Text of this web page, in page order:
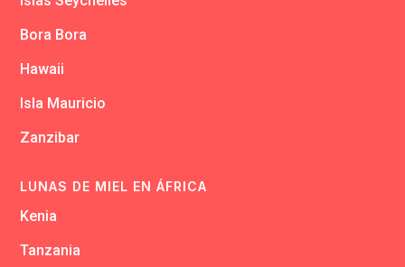
Bora Bora
Hawaii
Isla Mauricio
Zanzibar
LUNAS DE MIEL EN ÁFRICA
Kenia
Tanzania